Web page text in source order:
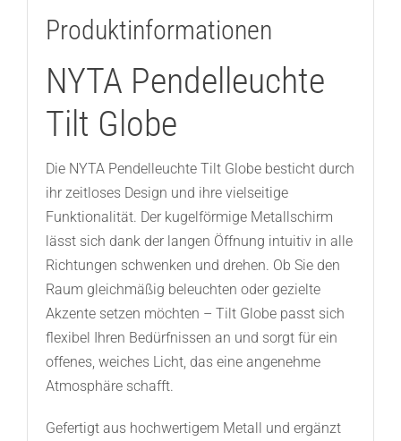
Produktinformationen
NYTA Pendelleuchte
Tilt Globe
Die NYTA Pendelleuchte Tilt Globe besticht durch
ihr zeitloses Design und ihre vielseitige
Funktionalität. Der kugelförmige Metallschirm
lässt sich dank der langen Öffnung intuitiv in alle
Richtungen schwenken und drehen. Ob Sie den
Raum gleichmäßig beleuchten oder gezielte
Akzente setzen möchten – Tilt Globe passt sich
flexibel Ihren Bedürfnissen an und sorgt für ein
offenes, weiches Licht, das eine angenehme
Atmosphäre schafft.
Gefertigt aus hochwertigem Metall und ergänzt